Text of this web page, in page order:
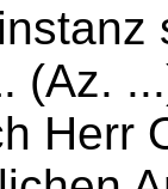
(Az.
Herr